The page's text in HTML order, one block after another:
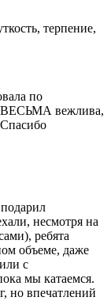
терпение,
по
ВЕСЬМА вежлива,
несмотря на
ребята
объеме, даже
с
мы катаемся.
но впечатлений